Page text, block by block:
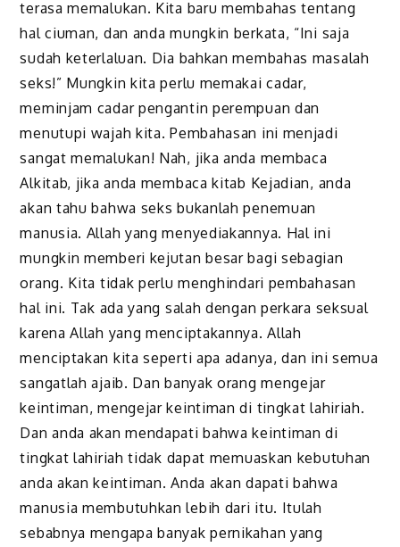
terasa memalukan. Kita baru membahas tentang
hal ciuman, dan anda mungkin berkata, “Ini saja
sudah keterlaluan. Dia bahkan membahas masalah
seks!” Mungkin kita perlu memakai cadar,
meminjam cadar pengantin perempuan dan
menutupi wajah kita. Pembahasan ini menjadi
sangat memalukan! Nah, jika anda membaca
Alkitab, jika anda membaca kitab Kejadian, anda
akan tahu bahwa seks bukanlah penemuan
manusia. Allah yang menyediakannya. Hal ini
mungkin memberi kejutan besar bagi sebagian
orang. Kita tidak perlu menghindari pembahasan
hal ini. Tak ada yang salah dengan perkara seksual
karena Allah yang menciptakannya. Allah
menciptakan kita seperti apa adanya, dan ini semua
sangatlah ajaib. Dan banyak orang mengejar
keintiman, mengejar keintiman di tingkat lahiriah.
Dan anda akan mendapati bahwa keintiman di
tingkat lahiriah tidak dapat memuaskan kebutuhan
anda akan keintiman. Anda akan dapati bahwa
manusia membutuhkan lebih dari itu. Itulah
sebabnya mengapa banyak pernikahan yang